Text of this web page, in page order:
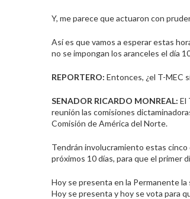
Y, me parece que actuaron con
Así es que vamos a esperar estas
no se impongan los aranceles el día
REPORTERO: Entonces, ¿el T-MEC
SENADOR RICARDO MONREAL: El
reunión las comisiones
Comisión de América del Norte.
Tendrán involucramiento estas cinco
próximos 10 días, para que el primer
Hoy se presenta en la Permanente
Hoy se presenta y hoy se vota para